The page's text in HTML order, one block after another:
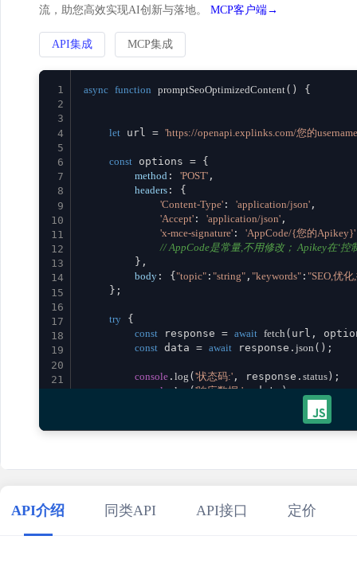
流，助您高效实现AI创新与落地。 MCP客户端→
API集成 MCP集成
1
2
3
4
5
6
7
8
9
10
11
12
13
14
15
16
17
18
19
20
21
30
32
async function promptSeoOptimizedContent( ) {
let url = 'https://openapi.explinks.com/您的
const options = {
method : 'POST' ,
headers : {
'Content-Type' : 'application/json' ,
'Accept' : 'application/json' ,
'x-mce-signature' : 'AppCode/{您的Apikey}'
// AppCode是常量,不用修改； Apikey在‘控
        },
body : { "topic" : "string" , "keywords" : "SEO,优
    };
try {
const response = await fetch (url,
const data = await response. json ();
console . log ( '状态码:' , response. status );
console
log ( '响应数据:' , data);
    }
catch (error) {
// 使用示例
API介绍 同类API API接口 定价